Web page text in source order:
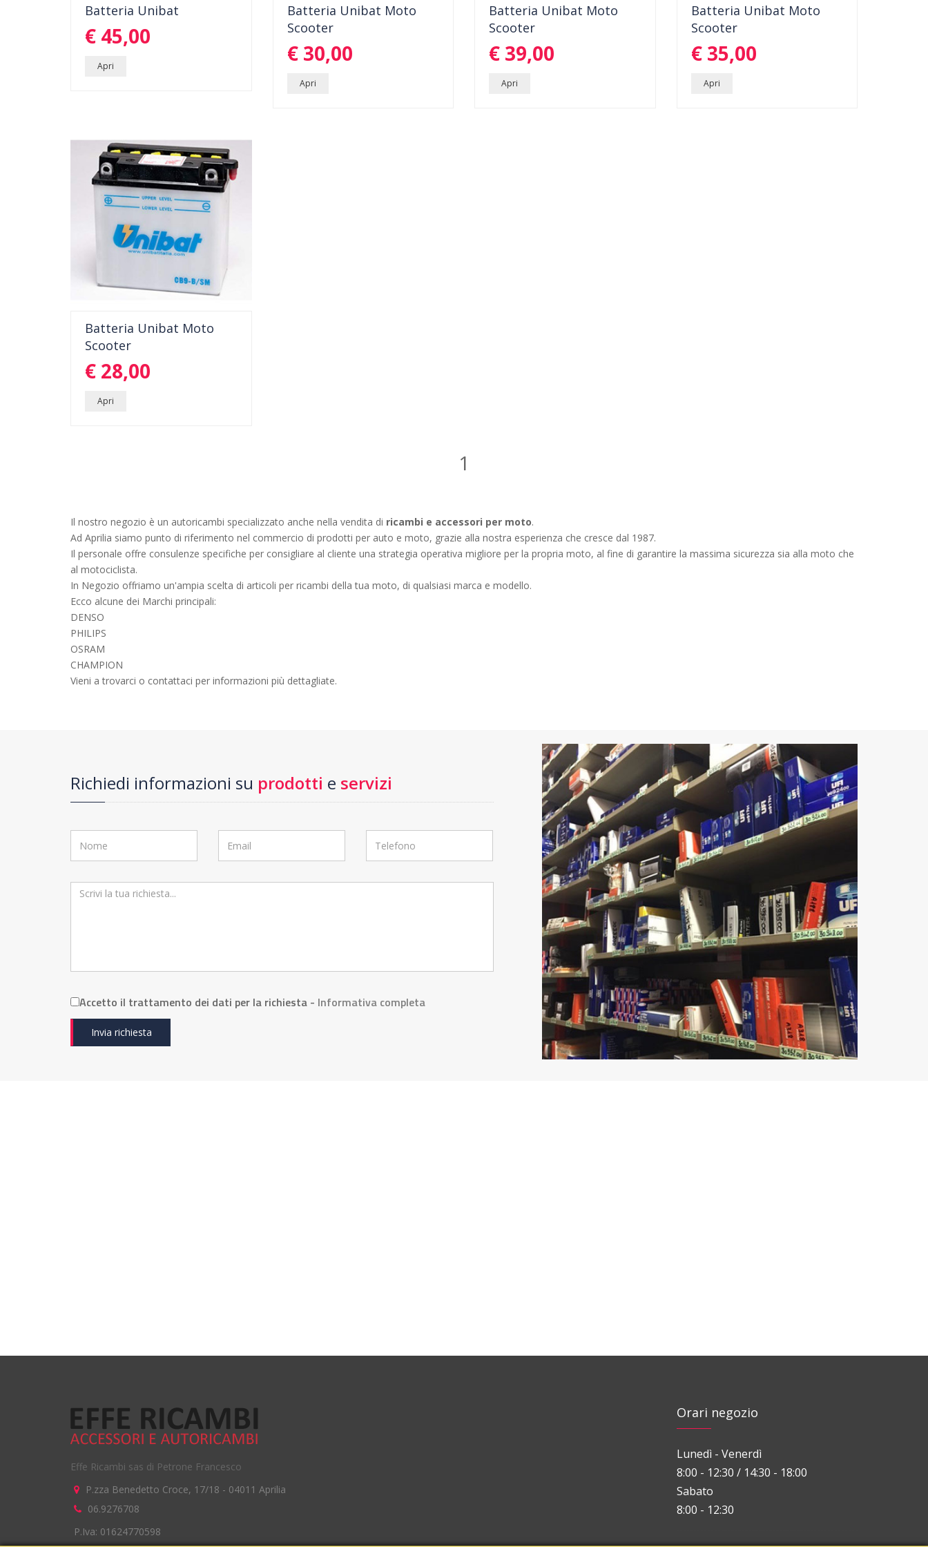
BATTERIA PER MOTO E SCOOTER.
CORRENTE DI SPUNTO;1...
Batteria Unibat
€ 45,00
Apri
BATTERIA PER MOTO,SCOTTER.
COORENTE DI SPUNTO:120...
Batteria Unibat Moto
Scooter
€ 30,00
Apri
BATTERIA UNIBAT MOTO SCOOTER.
CORRENTE DI SPUNTO:...
Batteria Unibat Moto
Scooter
€ 39,00
Apri
BATTERIA UNIBAT PRO SCOOTER E
MOTO. CORRENTE DI SPUNTO...
dettagli
Batteria Unibat Moto
Scooter
€ 35,00
Apri
CORRENTE DI SPUNTO:130 AH:9
MISURE:135X75X139
Batteria Unibat Moto
Scooter
€ 28,00
Apri
1
Il nostro negozio è un autoricambi specializzato anche nella vendita di ricambi e accessori per moto.
Ad Aprilia siamo punto di riferimento nel commercio di prodotti per auto e moto, grazie alla nostra esperienza che cresce dal 1987.
Il personale offre consulenze specifiche per consigliare al cliente una strategia operativa migliore per la propria moto, al fine di garantire la massima sicurezza sia alla moto che
al motociclista.
In Negozio offriamo un'ampia scelta di articoli per ricambi della tua moto, di qualsiasi marca e modello.
Ecco alcune dei Marchi principali:
DENSO
PHILIPS
OSRAM
CHAMPION
Vieni a trovarci o contattaci per informazioni più dettagliate.
Richiedi informazioni su prodotti e servizi
Accetto il trattamento dei dati per la richiesta - Informativa completa
Invia richiesta
Effe Ricambi sas di Petrone Francesco
P.zza Benedetto Croce, 17/18 - 04011 Aprilia
06.9276708
P.Iva: 01624770598
Orari negozio
Lunedì - Venerdì
8:00 - 12:30 / 14:30 - 18:00
Sabato
8:00 - 12:30